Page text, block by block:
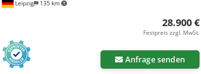
• Laufend gewartet und modernisiert • Hohe
Ausführung • Ideal für industrielle
• Baujahr Hauptkomponenten: 1992 – 2017 • Zustand:
im laufenden Betrieb nach Vereinbarung möglich
Lösung für Betriebe dar, die eine komplette,
suchen.
Leipzig 135 km
28.900 €
Festpreis zzgl. MwSt.
Anfrage senden